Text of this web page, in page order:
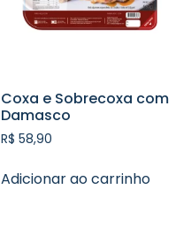
Coxa e Sobrecoxa com
Damasco
R$ 58,90
Adicionar ao carrinho